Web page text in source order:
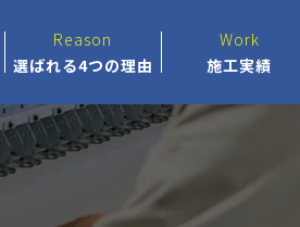
Reason
選ばれる4つの理由
Work
施工実績